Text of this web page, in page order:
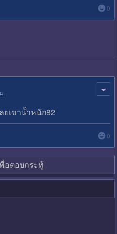
0
.
ยเขานํ้าหนัก82
0
อตอบกระทู้